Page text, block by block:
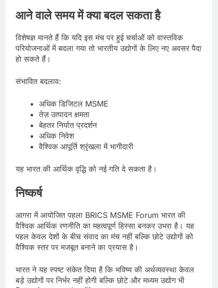
आने वाले समय में क्या बदल सकता है
विशेषज्ञ मानते हैं कि यदि इस मंच पर हुई चर्चाओं को वास्तविक
परियोजनाओं में बदला गया तो भारतीय उद्योगों के लिए नए अवसर पैदा
हो सकते हैं।
संभावित बदलाव:
अधिक डिजिटल MSME
तेज़ उत्पादन क्षमता
बेहतर निर्यात प्रदर्शन
अधिक निवेश
वैश्विक आपूर्ति श्रृंखला में भागीदारी
यह भारत की आर्थिक वृद्धि को नई गति दे सकता है।
निष्कर्ष
आगरा में आयोजित पहला BRICS MSME Forum भारत की
वैश्विक आर्थिक रणनीति का महत्वपूर्ण हिस्सा बनकर उभरा है। यह
पहल केवल देशों के बीच संवाद का मंच नहीं बल्कि छोटे उद्योगों को
वैश्विक स्तर पर मजबूत बनाने का प्रयास है।
भारत ने यह स्पष्ट संकेत दिया है कि भविष्य की अर्थव्यवस्था केवल
बड़े उद्योगों पर निर्भर नहीं होगी बल्कि छोटे और मध्यम उद्योग भी